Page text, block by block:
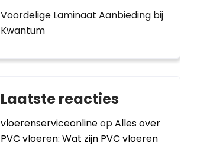
Voordelige Laminaat Aanbieding bij
Kwantum
Laatste reacties
vloerenserviceonlineopAlles over
PVC vloeren: Wat zijn PVC vloeren